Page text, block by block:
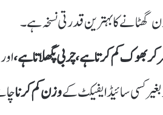
کا بہترین قدرتی نسخہ ہے۔
بھوک کم کرتا ہے، چربی پگھلاتا ہے،
کسی سائیڈ ایفیکٹ کےوزن کم کرنا